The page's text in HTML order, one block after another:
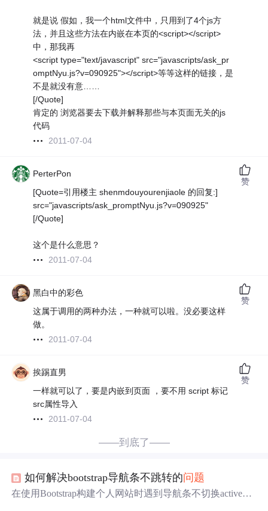
就是说 假如，我一个html文件中，只用到了4个js方
法，并且这些方法在内嵌在本页的<script></script>
中，那我再
<script type="text/javascript" src="javascripts/ask_pr
omptNyu.js?v=090925"></script>等等这样的链接，是
不是就没有意……
[/Quote]
肯定的 浏览器要去下载并解释那些与本页面无关的js
代码
2011-07-04
PerterPon
[Quote=引用楼主 shenmdouyourenjiaole 的回复:]
src="javascripts/ask_promptNyu.js?v=090925"
[/Quote]
这个是什么意思？
2011-07-04
赞
黑白中的彩色
这属于调用的两种办法，一种就可以啦。没必要这样
做。
2011-07-04
赞
挨踢直男
一样就可以了，要是内嵌到页面 ，要不用 script 标记
src属性导入
2011-07-04
赞
——到底了——
如何解决bootstrap导航条不跳转的问题
在使用Bootstrap构建个人网站时遇到导航条不切换active状